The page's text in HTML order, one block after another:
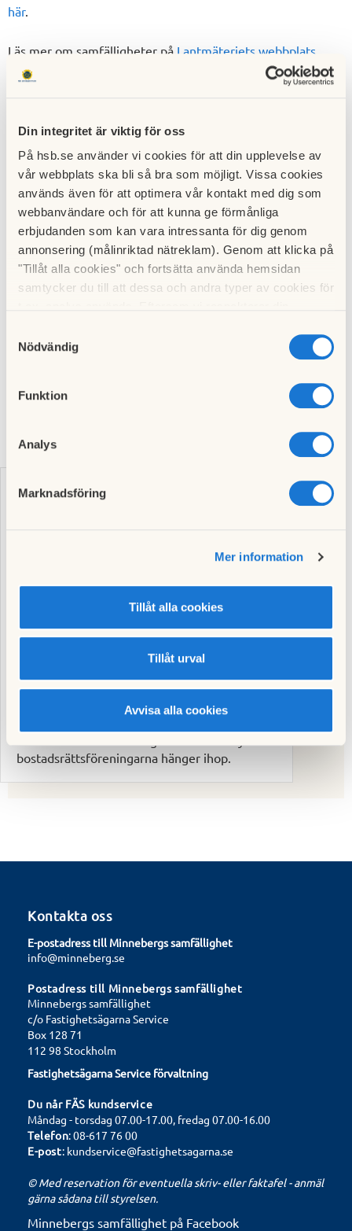
Din integritet är viktig för oss
På hsb.se använder vi cookies för att din upplevelse av
vår webbplats ska bli så bra som möjligt. Vissa cookies
används även för att optimera vår kontakt med dig som
webbanvändare och för att kunna ge förmånliga
erbjudanden som kan vara intressanta för dig genom
annonsering (målinriktad nätreklam). Genom att klicka på
"Tillåt alla cookies" och fortsätta använda hemsidan
samtycker du till att dessa och andra typer av cookies för
cookies och välja att endast tillåta ett urval.
Nödvändig
Funktion
Analys
Marknadsföring
Mer information
Tillåt alla cookies
Tillåt urval
Avvisa alla cookies
här.
Läs mer om samfälligheter på Lantmäteriets webbplats
Vill du veta vilka som ingår i samfällighetens styrelse finns
samfällighetsföreningen är det enklast att du som boende
går också bra att skicka mejl till samfällighetens styrelse
info@minneberg.se
samfällighetsförening
En samfällighet och fyra
bostadsrättsföreningar
bostadsrättsföreningarna hänger ihop.
Kontakta oss
E-postadress till Minnebergs samfällighet
info@minneberg.se
Postadress till Minnebergs samfällighet
Minnebergs samfällighet
c/o Fastighetsägarna Service
Box 128 71
112 98 Stockholm
Fastighetsägarna Service förvaltning
Du når FÄS kundservice
Måndag - torsdag 07.00-17.00, fredag 07.00-16.00
Telefon: 08-617 76 00
E-post: kundservice@fastighetsagarna.se
©Med reservation för eventuella skriv- eller faktafel - anmäl
gärna sådana till styrelsen.
Minnebergs samfällighet på Facebook